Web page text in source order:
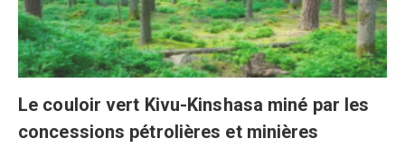
Le couloir vert Kivu-Kinshasa miné par les
concessions pétrolières et minières